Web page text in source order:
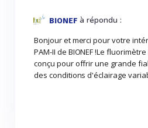
BIONEF à répondu :
Bonjour et merci pour votre
PAM-II de BIONEF !Le fluorimètre
conçu pour offrir une grande
des conditions d'éclairage